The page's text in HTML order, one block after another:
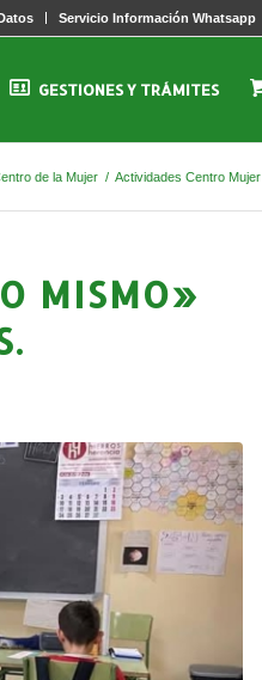
Servicio Información Whatsapp
GESTIONES Y TRÁMITES
de la Mujer / Actividades Centro Mujer
MISMO»